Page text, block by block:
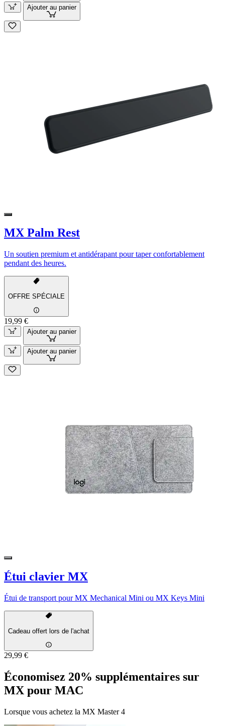
Ajouter au panier
MX Palm Rest
Un soutien premium et antidérapant pour taper confortablement
pendant des heures.
OFFRE SPÉCIALE
19,99 €
Ajouter au panier
Ajouter au panier
Étui clavier MX
Étui de transport pour MX Mechanical Mini ou MX Keys Mini
Cadeau offert lors de l'achat
29,99 €
Économisez 20% supplémentaires sur
MX pour MAC
Lorsque vous achetez la MX Master 4